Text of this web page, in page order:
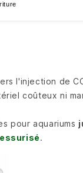
l'injection de
coûteux ni
pour aquariums
.